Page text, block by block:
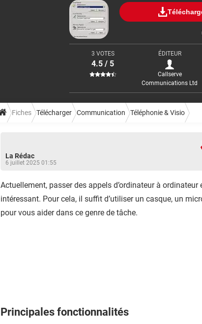
3 VOTES
4.5 / 5
ÉDITEUR
Callserve
Communications Ltd
Fiches Télécharger Communication Téléphonie & Visio
La Rédac
6 juillet 2025 01:55
Actuellement, passer des appels d’ordinateur à
intéressant. Pour cela, il suffit d’utiliser un casque, un
pour vous aider dans ce genre de tâche.
Principales fonctionnalités